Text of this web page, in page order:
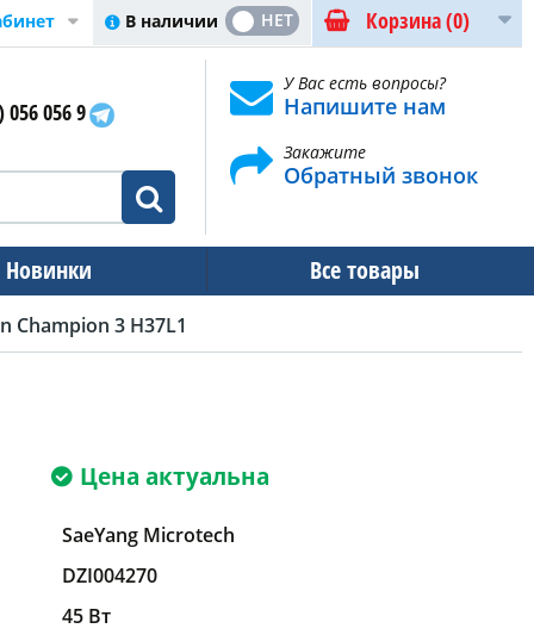
Корзина(0)
В наличии
ДА НЕТ
056 056 9
У Вас есть вопросы?
Напишите нам
Закажите
Обратный звонок
Новинки Все товары
Champion 3 H37L1
Цена актуальна
SaeYang Microtech
DZI004270
45 Вт